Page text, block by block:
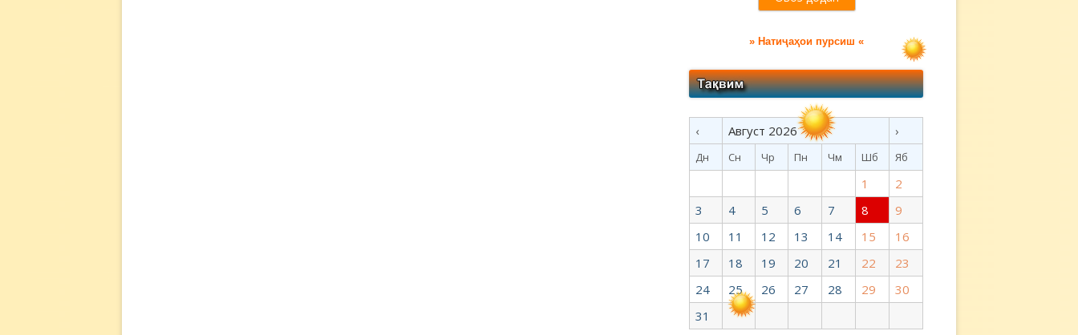
» Натиҷаҳои пурсиш «
‹ Август 2026 ›
Дн Сн Чр Пн Чм Шб Яб
1
2
3
4 5 6 7 8
9
10
11 12 13 14 15
16
17
18 19 20 21 22
23
24
25 26 27 28 29
30
31